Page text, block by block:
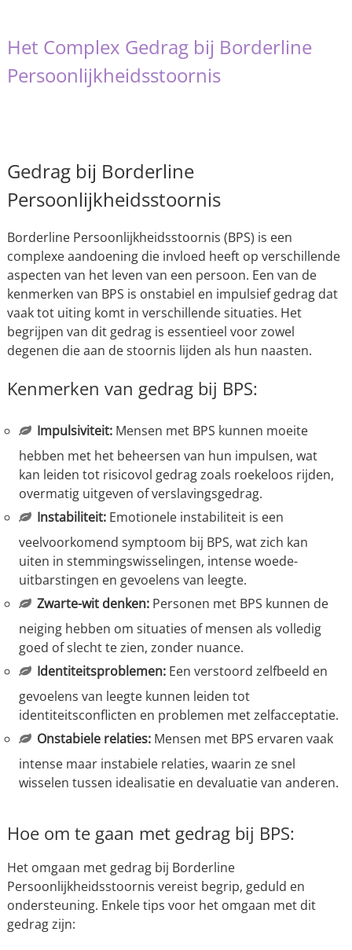
Het Complex Gedrag bij Borderline
Persoonlijkheidsstoornis
Gedrag bij Borderline
Persoonlijkheidsstoornis
Borderline Persoonlijkheidsstoornis (BPS) is een
complexe aandoening die invloed heeft op verschillende
aspecten van het leven van een persoon. Een van de
kenmerken van BPS is onstabiel en impulsief gedrag dat
vaak tot uiting komt in verschillende situaties. Het
begrijpen van dit gedrag is essentieel voor zowel
degenen die aan de stoornis lijden als hun naasten.
Kenmerken van gedrag bij BPS:
Impulsiviteit:Mensen met BPS kunnen moeite
hebben met het beheersen van hun impulsen, wat
kan leiden tot risicovol gedrag zoals roekeloos rijden,
overmatig uitgeven of verslavingsgedrag.
Instabiliteit:Emotionele instabiliteit is een
veelvoorkomend symptoom bij BPS, wat zich kan
uiten in stemmingswisselingen, intense woede-
uitbarstingen en gevoelens van leegte.
Zwarte-wit denken:Personen met BPS kunnen de
neiging hebben om situaties of mensen als volledig
goed of slecht te zien, zonder nuance.
Identiteitsproblemen:Een verstoord zelfbeeld en
gevoelens van leegte kunnen leiden tot
identiteitsconflicten en problemen met zelfacceptatie.
Onstabiele relaties:Mensen met BPS ervaren vaak
intense maar instabiele relaties, waarin ze snel
wisselen tussen idealisatie en devaluatie van anderen.
Hoe om te gaan met gedrag bij BPS:
Het omgaan met gedrag bij Borderline
Persoonlijkheidsstoornis vereist begrip, geduld en
ondersteuning. Enkele tips voor het omgaan met dit
gedrag zijn: